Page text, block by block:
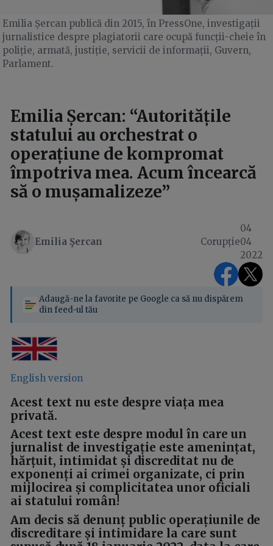
Emilia Șercan publică din 2015, în PressOne, investigații
jurnalistice despre plagiatorii care ocupă funcții-cheie în
poliție, armată, justiție, servicii de informații, Guvern,
Parlament.
Emilia Șercan: “Autoritățile
statului au orchestrat o
operațiune de kompromat
împotriva mea. Acum încearcă
să o mușamalizeze”
Emilia Şercan Corupție
04
04
2022
Adaugă-ne la favorite pe Google ca să nu dispărem
din feed-ul tău
English version
Acest text nu este despre viața mea
privată.
Acest text este despre modul în care un
jurnalist de investigație este amenințat,
hărțuit, intimidat și discreditat nu de
exponenți ai crimei organizate, ci prin
mijlocirea și complicitatea unor oficiali
ai statului român!
Am decis să denunț public operațiunile de
discreditare și intimidare la care sunt